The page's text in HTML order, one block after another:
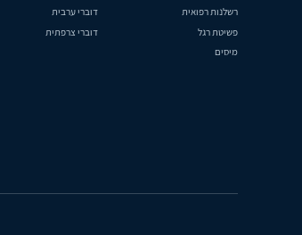
רשלנות רפואית
דוברי ערבית
פשיטת רגל
דוברי צרפתית
מיסים